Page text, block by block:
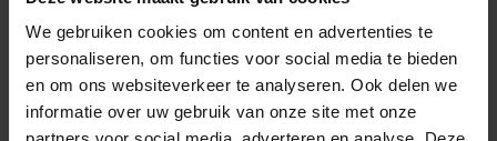
We gebruiken cookies om content en advertenties te
personaliseren, om functies voor social media te bieden
en om ons websiteverkeer te analyseren. Ook delen we
informatie over uw gebruik van onze site met onze
Op voorraad
WOONSTIJL
WoonStijl Kapstok tweak 2x3
haken hoog 129,95